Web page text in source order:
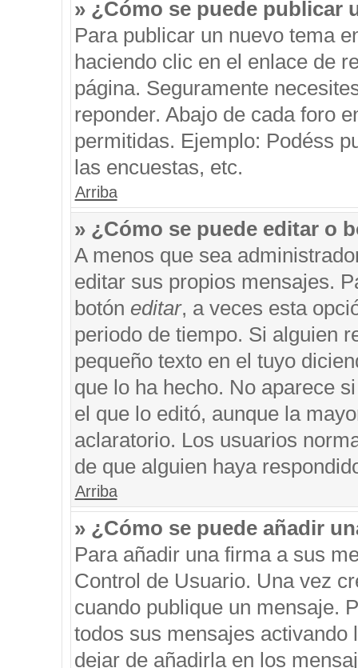
» ¿Cómo se puede publicar
Para publicar un nuevo tema
haciendo clic en el enlace de
página. Seguramente
reponder. Abajo de cada foro
permitidas. Ejemplo: Podéss
las encuestas, etc.
Arriba
» ¿Cómo se puede editar o
A menos que sea
editar sus propios mensajes.
botón editar, a veces esta
periodo de tiempo. Si alguien
pequeño texto en el tuyo
que lo ha hecho. No aparece
el que lo editó, aunque la
aclaratorio. Los usuarios
de que alguien haya
Arriba
» ¿Cómo se puede añadir
Para añadir una firma a sus
Control de Usuario. Una vez
cuando publique un mensaje.
todos sus mensajes
dejar de añadirla en los